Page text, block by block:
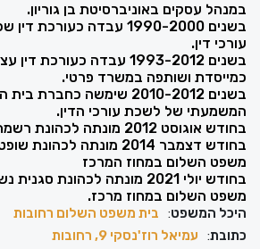
במנהל עסקים באוניברסיטת בן גוריון.
בשנים 1990-2000 עבדה
עורכי דין.
בשנים 1993-2012 עבדה כעורכת
כמייסדת ושותפה במשרד פרטי.
בשנים 2010-2012 שימשה כחברת בית
המשמעתי של לשכת עורכי הדין.
בחודש אוגוסט 2012 מונתה לכהונת רשמת בכירה.
בחודש דצמבר 2014 מונתה
משפט השלום במחוז המרכז
בחודש יולי 2021 מונתה לכהונת
משפט השלום במחוז מרכז.
היכל המשפט:
בית משפט השלום רחובות
כתובת:
עמיאל רוז'נסקי 9, רחובות